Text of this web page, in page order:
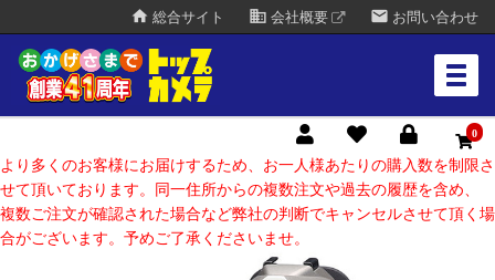
home 総合サイト business 会社概要 mail お問い合わせ
0
より多くのお客様にお届けするため、お一人様あたりの購入数を制限さ
せて頂いております。同一住所からの複数注文や過去の履歴を含め、
複数ご注文が確認された場合など弊社の判断でキャンセルさせて頂く場
合がございます。予めご了承くださいませ。